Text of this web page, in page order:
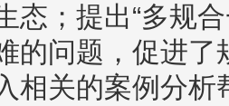
态；提出“多规
的问题，促进
相关的案例分